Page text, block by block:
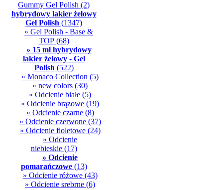
Gummy Gel Polish (2)
hybrydowy lakier żelowy
Gel Polish (1347)
» Gel Polish - Base &
TOP(68)
» 15 ml hybrydowy
lakier żelowy - Gel
Polish (522)
» Monaco Collection (5)
» new colors (30)
» Odcienie białe (5)
» Odcienie brązowe (19)
» Odcienie czarne(8)
» Odcienie czerwone(37)
» Odcienie fioletowe(24)
» Odcienie
niebieskie(17)
» Odcienie
pomarańczowe(13)
» Odcienie różowe(43)
» Odcienie srebrne (6)